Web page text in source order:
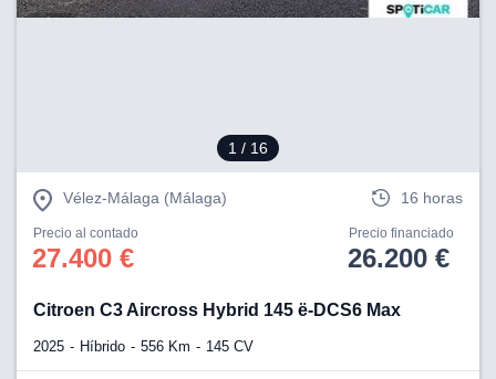
1 / 16
Vélez-Málaga (Málaga) 16 horas
Precio al contado
27.400 €
Precio financiado
26.200 €
Citroen C3 Aircross Hybrid 145 ë-DCS6 Max
2025 Híbrido 556 Km 145 CV